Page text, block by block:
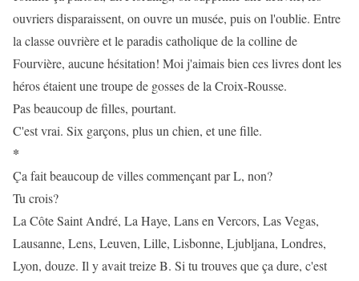
ouvriers disparaissent, on ouvre un musée, puis on l'oublie. Entre
la classe ouvrière et le paradis catholique de la colline de
Fourvière, aucune hésitation! Moi j'aimais bien ces livres dont les
héros étaient une troupe de gosses de la Croix-Rousse.
Pas beaucoup de filles, pourtant.
C'est vrai. Six garçons, plus un chien, et une fille.
*
Ça fait beaucoup de villes commençant par L, non?
Tu crois?
La Côte Saint André, La Haye, Lans en Vercors, Las Vegas,
Lausanne, Lens, Leuven, Lille, Lisbonne, Ljubljana, Londres,
Lyon, douze. Il y avait treize B. Si tu trouves que ça dure, c'est